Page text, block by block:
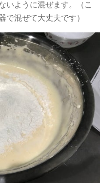
いように混ぜます。（こ
で混ぜて大丈夫です）